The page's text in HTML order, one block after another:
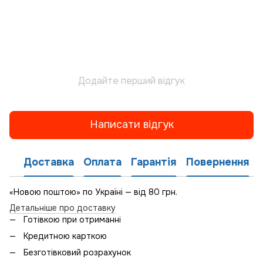
Додайте перший відгук
Написати відгук
Доставка Оплата Гарантія Повернення
«Новою поштою» по Україні — від 80 грн.
Детальніше про доставку
Готівкою при отриманні
Кредитною карткою
Безготівковий розрахунок